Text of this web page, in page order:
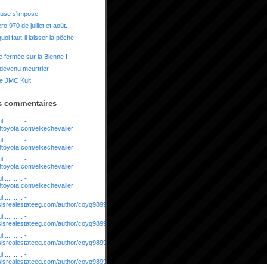
s'impose.
970 de juillet et août.
faut-il laisser la pêche
fermée sur la Bienne !
meurtrier.
JMC Kult
commentaires
-
elkechevalier
-
elkechevalier
-
elkechevalier
-
elkechevalier
-
author/coyq9899295943/
-
author/coyq9899295943/
-
author/coyq9899295943/
-
author/coyq9899295943/